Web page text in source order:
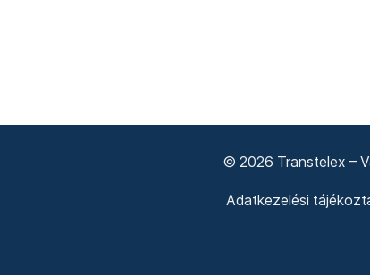
© 2026 Transtelex –
Adatkezelési